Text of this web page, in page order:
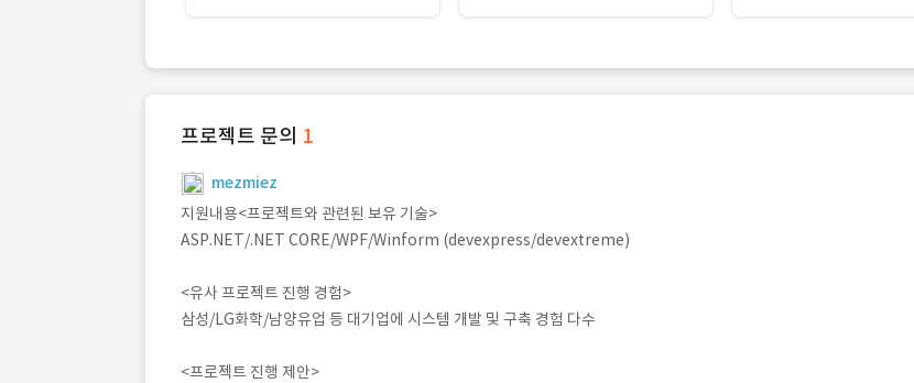
프로젝트 문의 1
mezmiez
지원내용<프로젝트와 관련된 보유 기술>
ASP.NET/.NET CORE/WPF/Winform (devexpress/devextreme)
<유사 프로젝트 진행 경험>
삼성/LG화학/남양유업 등 대기업에 시스템 개발 및 구축 경험 다수
<프로젝트 진행 제안>